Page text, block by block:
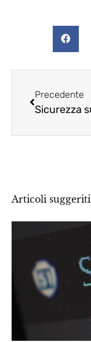
Precedente
Articoli